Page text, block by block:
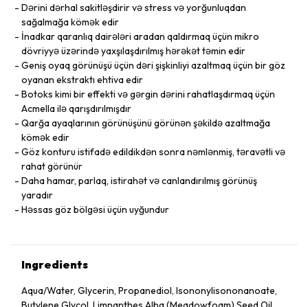
Dərini dərhal sakitləşdirir və stress və yorğunluqdan
sağalmağa kömək edir
İnadkar qaranlıq dairələri aradan qaldırmaq üçün mikro
dövriyyə üzərində yaxşılaşdırılmış hərəkət təmin edir
Geniş oyaq görünüşü üçün dəri şişkinliyi azaltmaq üçün bir göz
oyanan ekstraktı ehtiva edir
Botoks kimi bir effekti və gərgin dərini rahatlaşdırmaq üçün
Acmella ilə qarışdırılmışdır
Qarğa ayaqlarının görünüşünü görünən şəkildə azaltmağa
kömək edir
Göz konturu istifadə edildikdən sonra nəmlənmiş, təravətli və
rahat görünür
Daha hamar, parlaq, istirahət və canlandırılmış görünüş
yaradır
Həssas göz bölgəsi üçün uyğundur
Ingredients
Aqua/Water, Glycerin, Propanediol, Isononylisononanoate,